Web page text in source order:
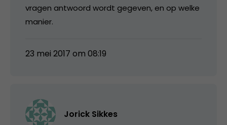
vragen antwoord wordt gegeven, en op welke
manier.
23 mei 2017 om 08:19
Jorick Sikkes